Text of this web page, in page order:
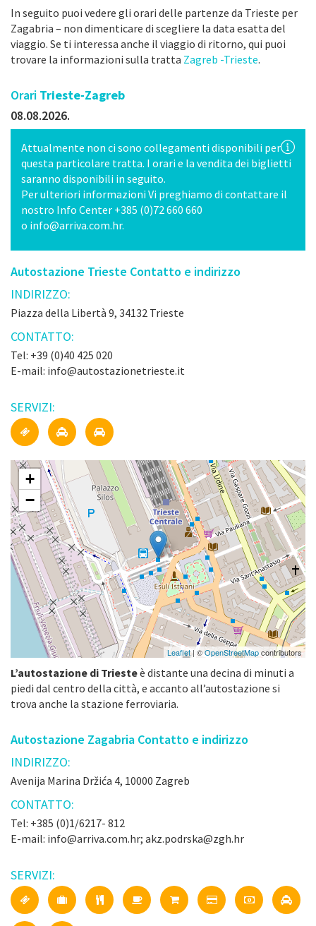
In seguito puoi vedere gli orari delle partenze da Trieste per
Zagabria – non dimenticare di scegliere la data esatta del
viaggio. Se ti interessa anche il viaggio di ritorno, qui puoi
trovare la informazioni sulla tratta Zagreb -Trieste.
Orari Trieste-Zagreb
08.08.2026.
Attualmente non ci sono collegamenti disponibili per
questa particolare tratta. I orari e la vendita dei biglietti
saranno disponibili in seguito.
Per ulteriori informazioni Vi preghiamo di contattare il
nostro Info Center +385 (0)72 660 660
o info@arriva.com.hr.
Autostazione Trieste Contatto e indirizzo
INDIRIZZO:
Piazza della Libertà 9, 34132 Trieste
CONTATTO:
Tel: +39 (0)40 425 020
E-mail: info@autostazionetrieste.it
SERVIZI:
+
−
Leaflet| ©OpenStreetMapcontributors
L’autostazione di Triesteè distante una decina di minuti a
piedi dal centro della città, e accanto all’autostazione si
trova anche la stazione ferroviaria.
Autostazione Zagabria Contatto e indirizzo
INDIRIZZO:
Avenija Marina Držića 4, 10000 Zagreb
CONTATTO:
Tel: +385 (0)1/6217- 812
E-mail: info@arriva.com.hr; akz.podrska@zgh.hr
SERVIZI: